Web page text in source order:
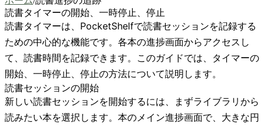
読書タイマーの開始、一時停止、停止
読書タイマーは、PocketShelfで読書セッションを記録する
ための中心的な機能です。各本の進捗画面からアクセスし
て、読書時間を記録できます。このガイドでは、タイマーの
開始、一時停止、停止の方法について説明します。
読書セッションの開始
新しい読書セッションを開始するには、まずライブラリから
読みたい本を選択します。本のメイン進捗画面で、大きな円